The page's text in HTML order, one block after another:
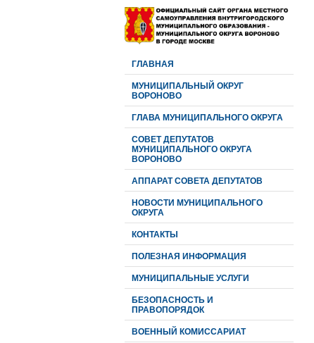
ГЛАВНАЯ
МУНИЦИПАЛЬНЫЙ ОКРУГ
ВОРОНОВО
ГЛАВА МУНИЦИПАЛЬНОГО ОКРУГА
CОВЕТ ДЕПУТАТОВ
МУНИЦИПАЛЬНОГО ОКРУГА
ВОРОНОВО
АППАРАТ СОВЕТА ДЕПУТАТОВ
НОВОСТИ МУНИЦИПАЛЬНОГО
ОКРУГА
КОНТАКТЫ
ПОЛЕЗНАЯ ИНФОРМАЦИЯ
МУНИЦИПАЛЬНЫЕ УСЛУГИ
БЕЗОПАСНОСТЬ И
ПРАВОПОРЯДОК
ВОЕННЫЙ КОМИССАРИАТ